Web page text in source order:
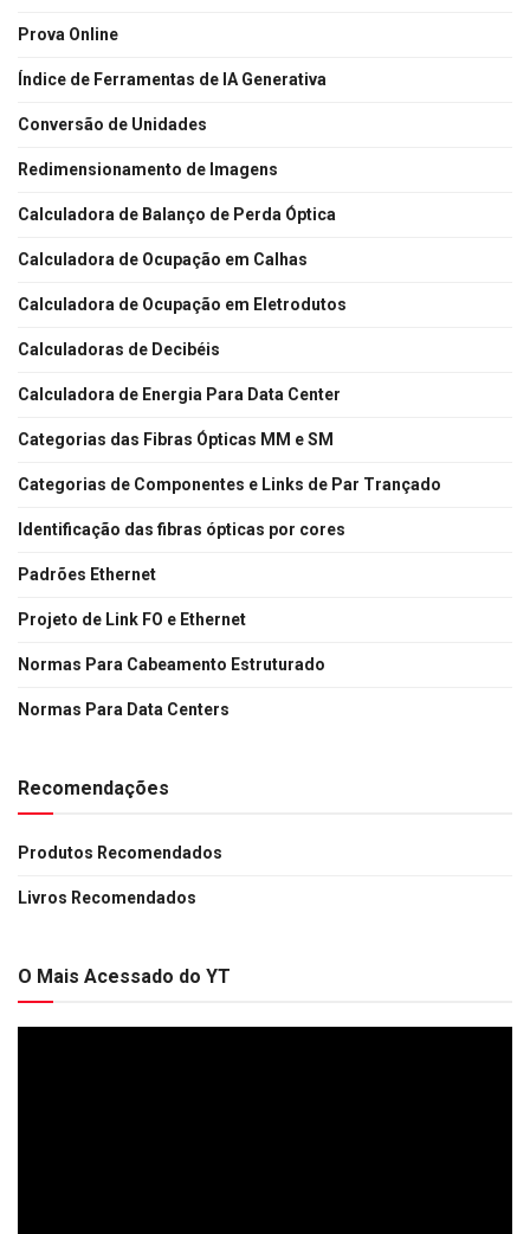
Prova Online
Índice de Ferramentas de IA Generativa
Conversão de Unidades
Redimensionamento de Imagens
Calculadora de Balanço de Perda Óptica
Calculadora de Ocupação em Calhas
Calculadora de Ocupação em Eletrodutos
Calculadoras de Decibéis
Calculadora de Energia Para Data Center
Categorias das Fibras Ópticas MM e SM
Categorias de Componentes e Links de Par Trançado
Identificação das fibras ópticas por cores
Padrões Ethernet
Projeto de Link FO e Ethernet
Normas Para Cabeamento Estruturado
Normas Para Data Centers
Recomendações
Produtos Recomendados
Livros Recomendados
O Mais Acessado do YT